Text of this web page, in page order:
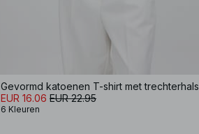
Gevormd katoenen T-shirt met trechterhals
EUR 16.06 EUR 22.95
6 Kleuren